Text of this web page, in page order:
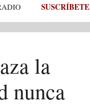
SUSCRÍBETE
la
nunca